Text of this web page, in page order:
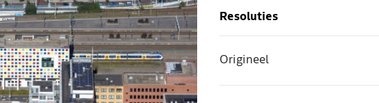
Resoluties
Origineel